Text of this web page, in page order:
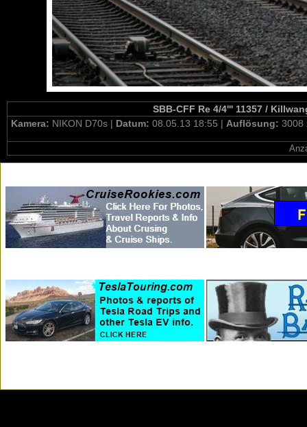
SBB-CFF Re 4/4''' 11357 /
Kamera: NIKON D70s | Datum: 08.05.13 18:55 | Auflösung: 3008